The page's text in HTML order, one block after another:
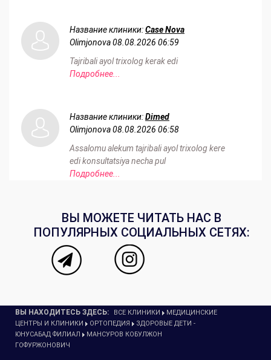
Название клиники:Case Nova
Olimjonova08.08.2026 06:59
Tajribali ayol trixolog kerak edi
Подробнее...
Название клиники:Dimed
Olimjonova08.08.2026 06:58
Assalomu alekum tajribali ayol trixolog kere
edi konsultatsiya necha pul
Подробнее...
ВЫ МОЖЕТЕ ЧИТАТЬ НАС В
ПОПУЛЯРНЫХ СОЦИАЛЬНЫХ СЕТЯХ:
ВЫ НАХОДИТЕСЬ ЗДЕСЬ: ВСЕ КЛИНИКИ
МЕДИЦИНСКИЕ
ЦЕНТРЫ И КЛИНИКИ
ОРТОПЕДИЯ
ЗДОРОВЫЕ ДЕТИ -
ЮНУСАБАД ФИЛИАЛ
МАНСУРОВ КОБУЛЖОН
ГОФУРЖОНОВИЧ